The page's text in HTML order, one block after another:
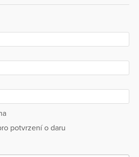
potvrzení o daru